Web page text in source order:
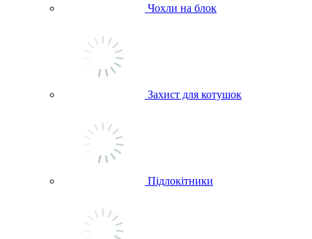
Чохли на блок
Захист для котушок
Підлокітники